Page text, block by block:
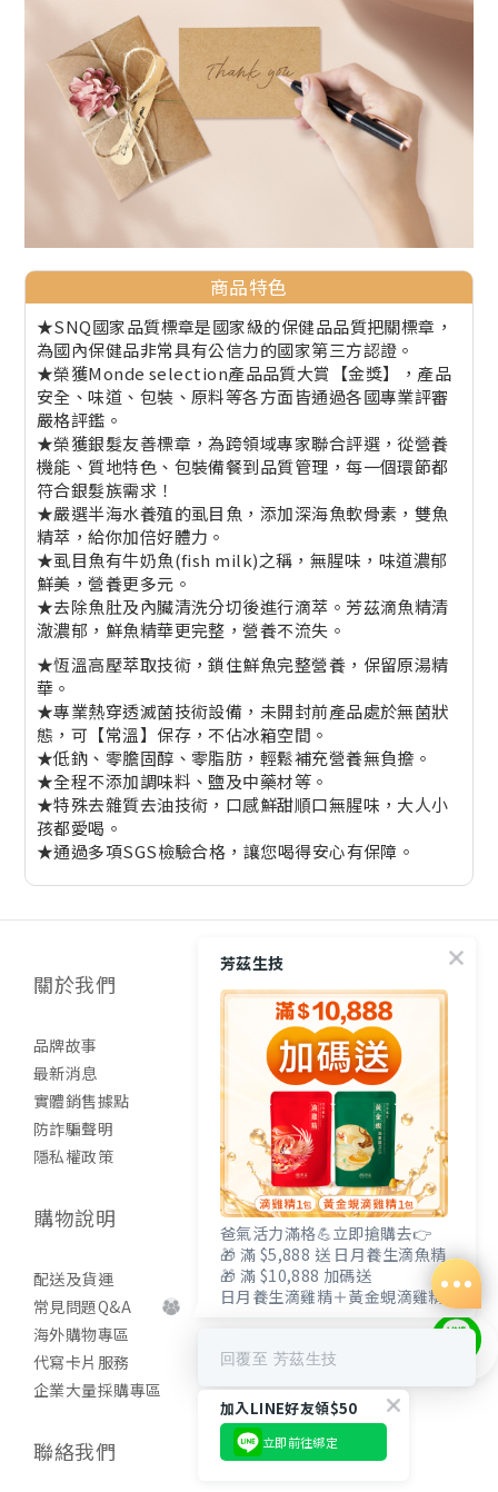
商品特色
★SNQ國家品質標章是國家級的保健品品質把關標章，
為國內保健品非常具有公信力的國家第三方認證。
★榮獲Monde selection產品品質大賞【金獎】，產品
安全、味道、包裝、原料等各方面皆通過各國專業評審
嚴格評鑑。
★榮獲銀髮友善標章，為跨領域專家聯合評選，從營養
機能、質地特色、包裝備餐到品質管理，每一個環節都
符合銀髮族需求！
★嚴選半海水養殖的虱目魚，添加深海魚軟骨素，雙魚
精萃，給你加倍好體力。
★虱目魚有牛奶魚(fish milk)之稱，無腥味，味道濃郁
鮮美，營養更多元。
★去除魚肚及內臟清洗分切後進行滴萃。芳茲滴魚精清
澈濃郁，鮮魚精華更完整，營養不流失。
★恆溫高壓萃取技術，鎖住鮮魚完整營養，保留原湯精
華。
★專業熱穿透滅菌技術設備，未開封前產品處於無菌狀
態，可【常溫】保存，不佔冰箱空間。
★低鈉、零膽固醇、零脂肪，輕鬆補充營養無負擔。
★全程不添加調味料、鹽及中藥材等。
★特殊去雜質去油技術，口感鮮甜順口無腥味，大人小
孩都愛喝。
★通過多項SGS檢驗合格，讓您喝得安心有保障。
立即購買
關於我們
品牌故事
最新消息
實體銷售據點
防詐騙聲明
隱私權政策
購物說明
配送及貨運
常見問題Q&A
海外購物專區
代寫卡片服務
企業大量採購專區
聯絡我們
芳茲生技
爸氣活力滿格💪立即搶購去👉
🎁 滿 $5,888 送 日月養生滴魚精
🎁 滿 $10,888 加碼送
日月養生滴雞精＋黃金蜆滴雞精
回覆至 芳茲生技
加入LINE好友領$50
立即前往綁定